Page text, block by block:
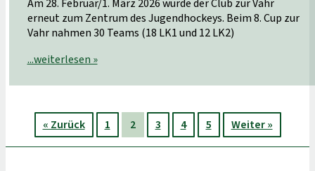
Am 28. Februar/1. März 2026 wurde der Club zur Vahr
erneut zum Zentrum des Jugendhockeys. Beim 8. Cup zur
Vahr nahmen 30 Teams (18 LK1 und 12 LK2)
...weiterlesen »
« Zurück 1 2 3 4 5 Weiter »